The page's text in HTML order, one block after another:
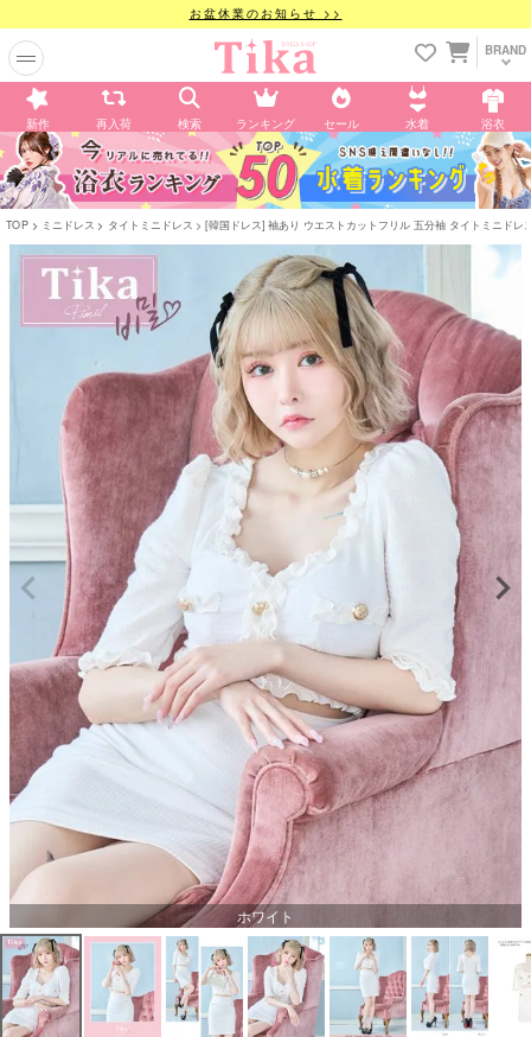
お盆休業のお知らせ >>
BRAND
新作 再入荷 検索 ランキング セール 水着 浴衣
TOP ミニドレス タイトミニドレス [韓国ドレス] 袖あり ウエストカットフリル 五分袖 タイトミニド
ホワイト